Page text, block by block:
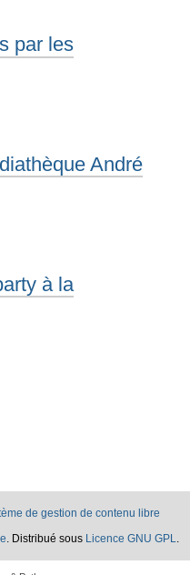
par les
André
à la
de gestion de contenu libre
. Distribué sous Licence GNU GPL.